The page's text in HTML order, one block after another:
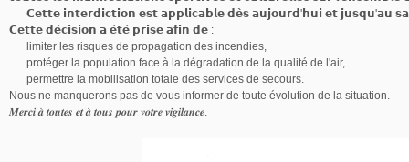
𝗖𝗲𝘁𝘁𝗲 𝗶𝗻𝘁𝗲𝗿𝗱𝗶𝗰𝘁𝗶𝗼𝗻 𝗲𝘀𝘁 𝗮𝗽𝗽𝗹𝗶𝗰𝗮𝗯𝗹𝗲 𝗱𝗲̀𝘀 𝗮𝘂𝗷𝗼𝘂𝗿𝗱'𝗵𝘂𝗶 𝗲𝘁 𝗷𝘂𝘀𝗾𝘂'𝗮𝘂
𝗖𝗲𝘁𝘁𝗲 𝗱𝗲́𝗰𝗶𝘀𝗶𝗼𝗻 𝗮 𝗲́𝘁𝗲́ 𝗽𝗿𝗶𝘀𝗲 𝗮𝗳𝗶𝗻 𝗱𝗲 :
limiter les risques de propagation des incendies,
protéger la population face à la dégradation de la qualité de l'air,
permettre la mobilisation totale des services de secours.
Nous ne manquerons pas de vous informer de toute évolution de la situation.
𝑴𝒆𝒓𝒄𝒊 𝒂̀ 𝒕𝒐𝒖𝒕𝒆𝒔 𝒆𝒕 𝒂̀ 𝒕𝒐𝒖𝒔 𝒑𝒐𝒖𝒓 𝒗𝒐𝒕𝒓𝒆 𝒗𝒊𝒈𝒊𝒍𝒂𝒏𝒄𝒆.